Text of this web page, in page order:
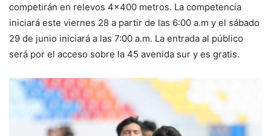
competirán en relevos 4×400 metros. La competencia
iniciará este viernes 28 a partir de las 6:00 a.m y el sábado
29 de junio iniciará a las 7:00 a.m. La entrada al público
será por el acceso sobre la 45 avenida sur y es gratis.